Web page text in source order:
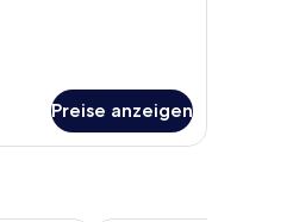
Preise anzeigen